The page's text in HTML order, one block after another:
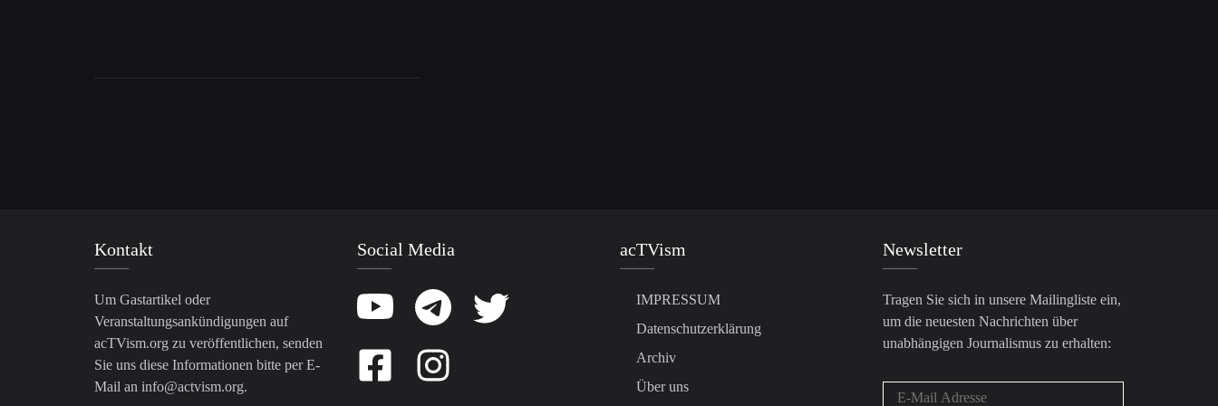
Kontakt
Um Gastartikel oder
Veranstaltungsankündigungen auf
acTVism.org zu veröffentlichen, senden
Sie uns diese Informationen bitte per E-
Mail an info@actvism.org.
Social Media acTVism
IMPRESSUM
Datenschutzerklärung
Archiv
Über uns
Newsletter
Tragen Sie sich in unsere Mailingliste ein,
um die neuesten Nachrichten über
unabhängigen Journalismus zu erhalten: